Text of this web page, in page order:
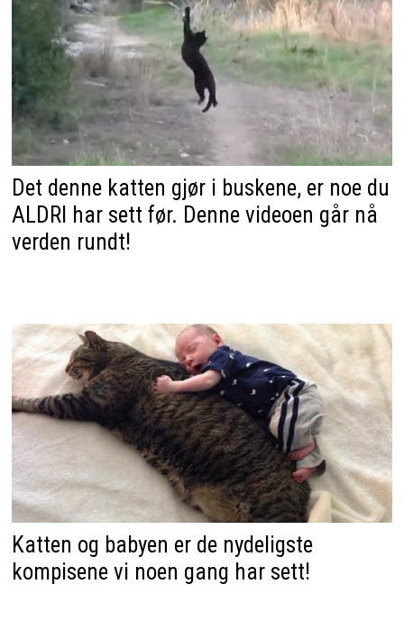
Det denne katten gjør i buskene, er noe du
ALDRI har sett før. Denne videoen går nå
verden rundt!
Katten og babyen er de nydeligste
kompisene vi noen gang har sett!